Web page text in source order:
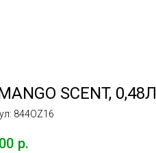
SCENT, 0,48Л
844OZ16
р.